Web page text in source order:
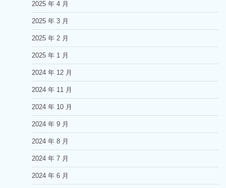
2025 年 4 月
2025 年 3 月
2025 年 2 月
2025 年 1 月
2024 年 12 月
2024 年 11 月
2024 年 10 月
2024 年 9 月
2024 年 8 月
2024 年 7 月
2024 年 6 月